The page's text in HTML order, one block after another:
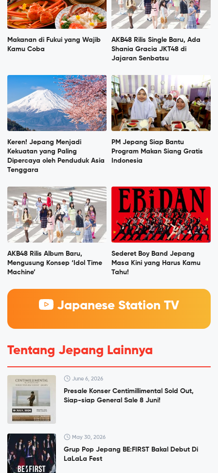
Makanan di Fukui yang Wajib
Kamu Coba
AKB48 Rilis Single Baru, Ada
Shania Gracia JKT48 di
Jajaran Senbatsu
Keren! Jepang Menjadi
Kekuatan yang Paling
Dipercaya oleh Penduduk Asia
Tenggara
PM Jepang Siap Bantu
Program Makan Siang Gratis
Indonesia
AKB48 Rilis Album Baru,
Mengusung Konsep ‘Idol Time
Machine’
Sederet Boy Band Jepang
Masa Kini yang Harus Kamu
Tahu!
Japanese Station TV
Tentang Jepang Lainnya
June 6, 2026
Presale Konser Centimillimental Sold Out,
Siap-siap General Sale 8 Juni!
May 30, 2026
Grup Pop Jepang BE:FIRST Bakal Debut Di
LaLaLa Fest